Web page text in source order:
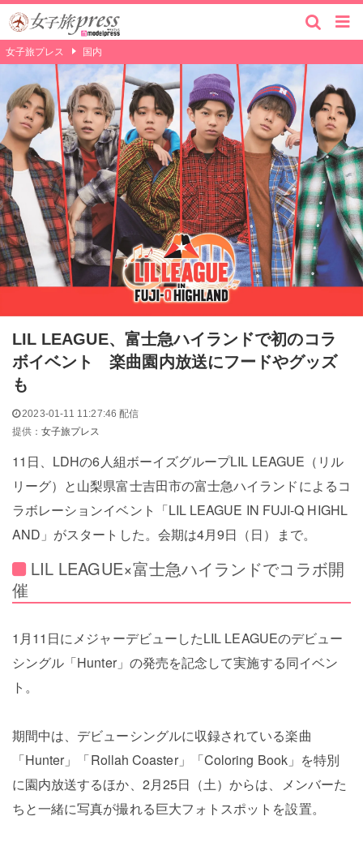
女子旅プレス 国内
LIL LEAGUE、富士急ハイランドで初のコラ
ボイベント 楽曲園内放送にフードやグッズ
も
2023-01-11 11:27:46 配信
提供：女子旅プレス
11日、LDHの6人組ボーイズグループLIL LEAGUE（リル
リーグ）と山梨県富士吉田市の富士急ハイランドによるコ
ラボレーションイベント「LIL LEAGUE IN FUJI-Q HIGHL
AND」がスタートした。会期は4月9日（日）まで。
LIL LEAGUE×富士急ハイランドでコラボ開
催
1月11日にメジャーデビューしたLIL LEAGUEのデビュー
シングル「Hunter」の発売を記念して実施する同イベン
ト。
期間中は、デビューシングルに収録されている楽曲
「Hunter」「Rollah Coaster」「Coloring Book」を特別
に園内放送するほか、2月25日（土）からは、メンバーた
ちと一緒に写真が撮れる巨大フォトスポットを設置。